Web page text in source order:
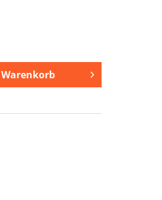
Warenkorb